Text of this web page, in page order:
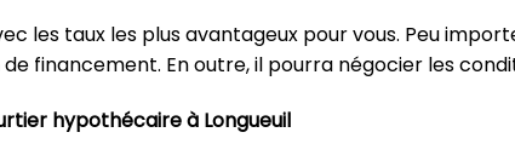
les taux les plus avantageux pour vous. Peu
financement. En outre, il pourra négocier les
hypothécaire à Longueuil